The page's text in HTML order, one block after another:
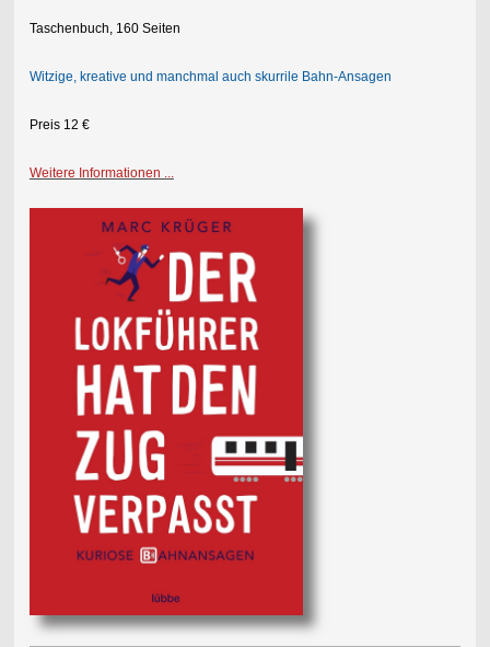
Taschenbuch, 160 Seiten
Witzige, kreative und manchmal auch skurrile Bahn-Ansagen
Preis 12 €
Weitere Informationen ...